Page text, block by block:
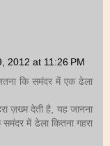
2012 at 11:26 PM
कि समंदर में एक ढेला
ज़ख्म देती है, यह जानना
में ढेला कितना गहरा